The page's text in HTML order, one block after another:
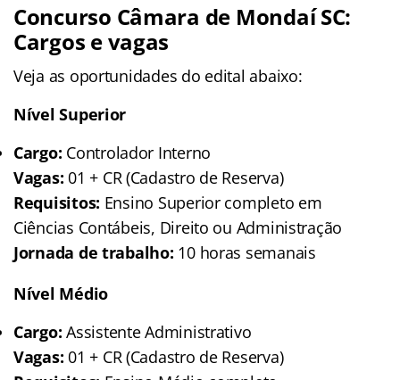
Concurso Câmara de Mondaí SC:
Cargos e vagas
Veja as oportunidades do edital abaixo:
Nível Superior
Cargo: Controlador Interno
Vagas: 01 + CR (Cadastro de Reserva)
Requisitos: Ensino Superior completo em
Ciências Contábeis, Direito ou Administração
Jornada de trabalho: 10 horas semanais
Nível Médio
Cargo: Assistente Administrativo
Vagas: 01 + CR (Cadastro de Reserva)